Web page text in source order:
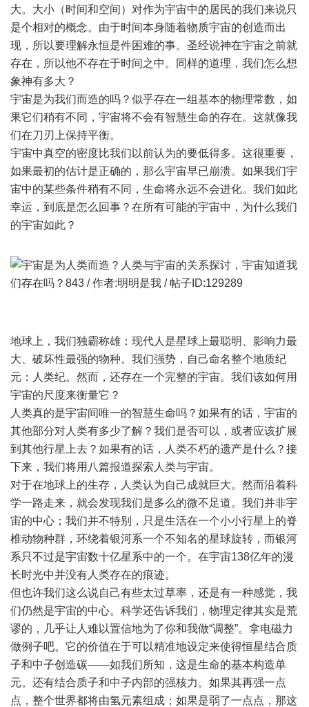
大。大小（时间和空间）对作为宇宙中的居民的我们来说只
是个相对的概念。由于时间本身随着物质宇宙的创造而出
现，所以要理解永恒是件困难的事。圣经说神在宇宙之前就
存在，所以他不存在于时间之中。同样的道理，我们怎么想
象神有多大？
宇宙是为我们而造的吗？似乎存在一组基本的物理常数，如
果它们稍有不同，宇宙将不会有智慧生命的存在。这就像我
们在刀刃上保持平衡。
宇宙中真空的密度比我们以前认为的要低得多。这很重要，
如果最初的估计是正确的，那么宇宙早已崩溃。如果我们宇
宙中的某些条件稍有不同，生命将永远不会进化。我们如此
幸运，到底是怎么回事？在所有可能的宇宙中，为什么我们
的宇宙如此？
地球上，我们独霸称雄：现代人是星球上最聪明、影响力最
大、破坏性最强的物种。我们强势，自己命名整个地质纪
元：人类纪。然而，还存在一个完整的宇宙。我们该如何用
宇宙的尺度来衡量它？
人类真的是宇宙间唯一的智慧生命吗？如果有的话，宇宙的
其他部分对人类有多少了解？我们是否可以，或者应该扩展
到其他行星上去？如果有的话，人类不朽的遗产是什么？接
下来，我们将用八篇报道探索人类与宇宙。
对于在地球上的生存，人类认为自己成就巨大。然而沿着科
学一路走来，就会发现我们是多么的微不足道。我们并非宇
宙的中心；我们并不特别，只是生活在一个小小行星上的脊
椎动物种群，环绕着银河系一个不知名的星球旋转，而银河
系只不过是宇宙数十亿星系中的一个。在宇宙138亿年的漫
长时光中并没有人类存在的痕迹。
但也许我们这么说自己有些太过草率，还是有一种感觉，我
们仍然是宇宙的中心。科学还告诉我们，物理定律其实是荒
谬的，几乎让人难以置信地为了你和我做“调整”。拿电磁力
做例子吧。它的价值在于可以精准地设定来使得恒星结合质
子和中子创造碳――如我们所知，这是生命的基本构造单
元。还有结合质子和中子内部的强核力。如果其再强一点
点，整个世界都将由氢元素组成；如果是弱了一点点，那这